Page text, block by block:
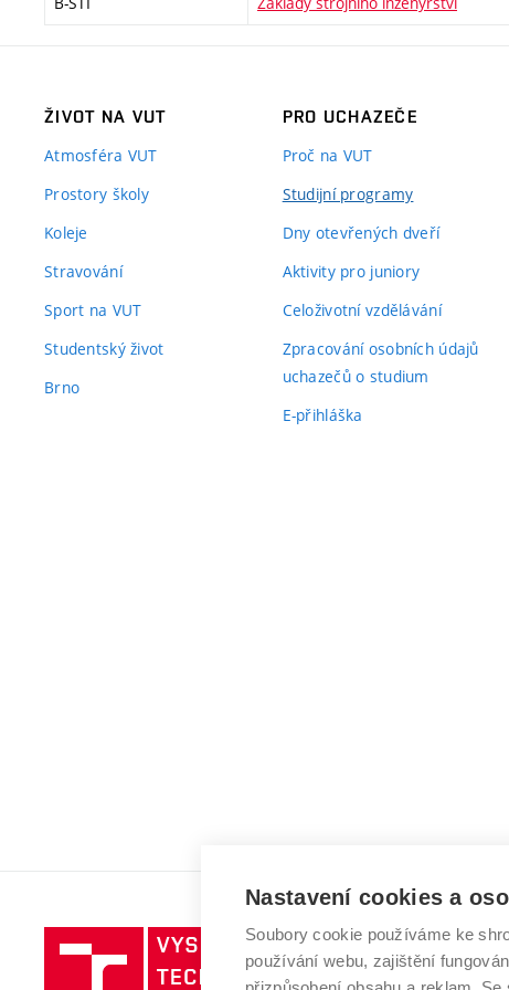
ŽIVOT NA VUT
Atmosféra VUT
Prostory školy
Koleje
Stravování
Sport na VUT
Studentský život
Brno
PRO UCHAZEČE
Proč na VUT
Studijní programy
Dny otevřených dveří
Aktivity pro juniory
Celoživotní vzdělávání
Zpracování osobních údajů
uchazečů o studium
E-přihláška
Vysoké
učení
Nastavení cookies a
Soubory cookie používáme ke
používání webu, zajištění